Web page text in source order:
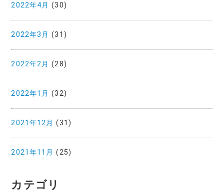
2022年4月 (30)
2022年3月 (31)
2022年2月 (28)
2022年1月 (32)
2021年12月 (31)
2021年11月 (25)
カテゴリ